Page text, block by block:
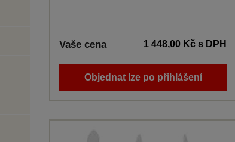
Vaše cena 1 448,00 Kčs DPH
Objednat lze po přihlášení